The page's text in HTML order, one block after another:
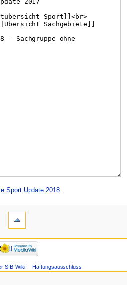
Sport Update 2018.
SfB-Wiki Haftungsausschluss